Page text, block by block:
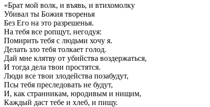
«Брат мой волк, и въявь, и втихомолку
Убивал ты Божия творенья
Без Его на это разрешенья.
На тебя все ропщут, негодуя:
Помирить тебя с людьми хочу я.
Делать зло тебя толкает голод.
Дай мне клятву от убийства воздержаться,
И тогда дела твои простятся.
Люди все твои злодейства позабудут,
Псы тебя преследовать не будут,
И, как странникам, юродивым и нищим,
Каждый даст тебе и хлеб, и пищу.